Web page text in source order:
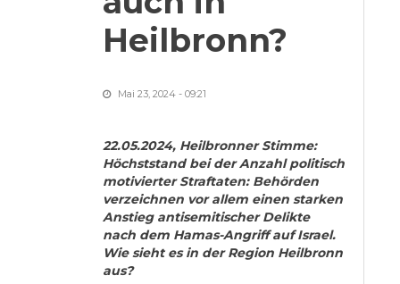
Heilbronn?
Mai 23, 2024 - 09:21
22.05.2024, Heilbronner Stimme:
Höchststand bei der Anzahl politisch
motivierter Straftaten: Behörden
verzeichnen vor allem einen starken
Anstieg antisemitischer Delikte
nach dem Hamas-Angriff auf Israel.
Wie sieht es in der Region Heilbronn
aus?